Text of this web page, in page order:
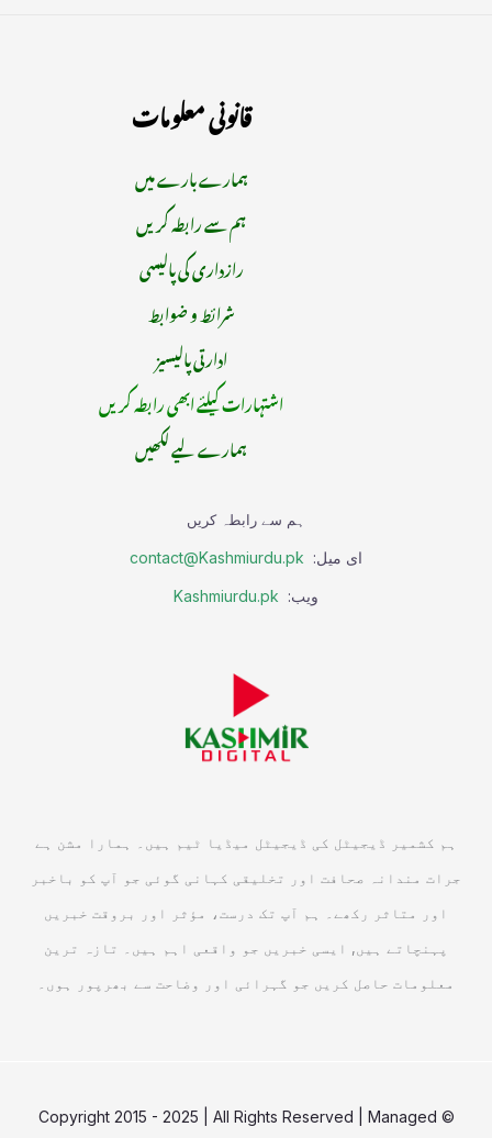
قانونی معلومات
ہمارے بارے میں
ہم سے رابطہ کریں
رازداری کی پالیسی
شرائط و ضوابط
ادارتی پالیسیز
اشتہارات کیلئے ابھی رابطہ کریں
ہمارے لیے لکھیں
ہم سے رابطہ کریں
ای میل: contact@Kashmiurdu.pk
ویب: Kashmiurdu.pk
ہم کشمیر ڈیجیٹل کی ڈیجیٹل میڈیا ٹیم ہیں۔ ہمارا مشن ہے
جرات مندانہ صحافت اور تخلیقی کہانی گوئی جو آپ کو باخبر
اور متاثر رکھے۔ ہم آپ تک درست، مؤثر اور بروقت خبریں
پہنچاتے ہیں, ایسی خبریں جو واقعی اہم ہیں۔ تازہ ترین
معلومات حاصل کریں جو گہرائی اور وضاحت سے بھرپور ہوں۔
© Copyright 2015 - 2025 | All Rights Reserved | Managed